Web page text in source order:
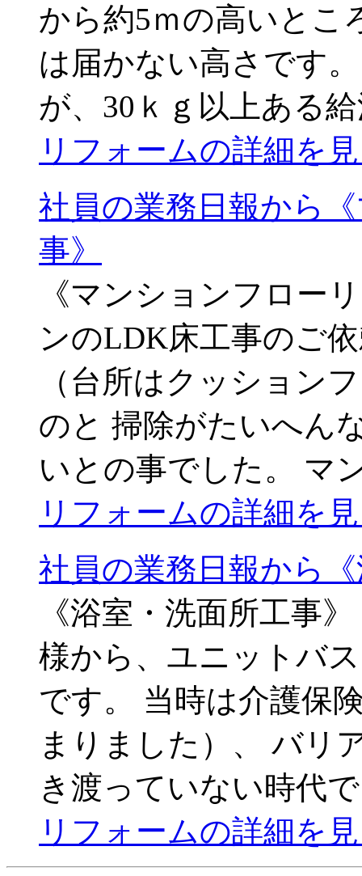
から約5ｍの高いとこ
は届かない高さです
が、30ｋｇ以上ある
リフォームの詳細を
社員の業務日報から
事》
《マンションフロー
ンのLDK床工事のご
（台所はクッション
のと 掃除がたいへん
いとの事でした。 マ
リフォームの詳細を
社員の業務日報から
《浴室・洗面所工事
様から、ユニットバ
です。 当時は介護保
まりました）、 バリ
き渡っていない時代
リフォームの詳細を